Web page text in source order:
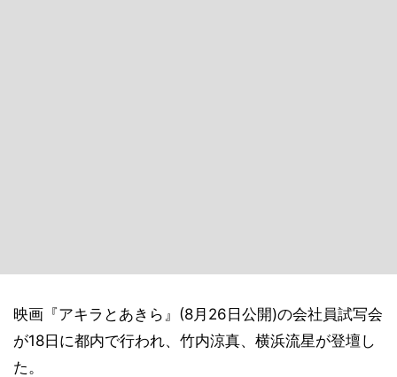
映画『アキラとあきら』(8月26日公開)の会社員試写会
が18日に都内で行われ、竹内涼真、横浜流星が登壇し
た。